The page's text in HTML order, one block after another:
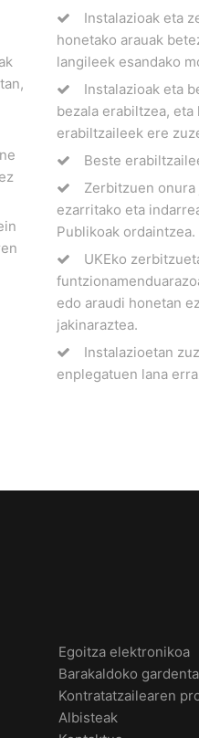
Instalazioak eta
honetako arauak
langileek esandako
Instalazioak eta
bezala erabiltzea,
erabiltzaileek ere
Beste
Zerbitzuen
ezarritako eta
Publikoak ordaintzea.
UKEko
edo araudi honetan
jakinaraztea.
Instalazioetan
enplegatuen lana
Egoitza elektronikoa
Barakaldoko
Kontratatzailearen
Albisteak